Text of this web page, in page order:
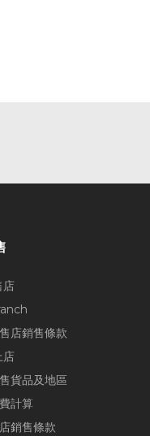
店
店銷售條款
店
貨品及地區
計算
銷售條款